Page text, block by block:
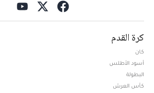
كرة القدم
كان
أسود الأطلس
البطولة
كأس العرش